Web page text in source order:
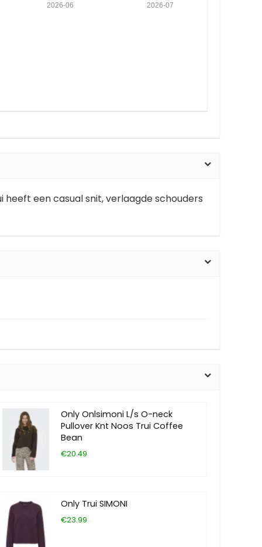
2026-07
2026-06
een casual snit, verlaagde schouders
Only Onlsimoni L/s O-neck
Pullover Knt Noos Trui Coffee
Bean
€20.49
Only Trui SIMONI
€23.99